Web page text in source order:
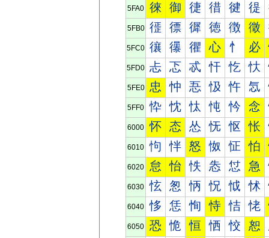
5FA0 徠 御 徢 徣 徤 徥
5FB0 徰 徱 徲 徳 徴 徵
5FC0 忀 忁 忂 心 忄 必
5FD0 忐 忑 忒 忓 忔 忕
5FE0 忠 忡 忢 忣 忤 忥
5FF0 忰 忱 忲 忳 忴 念
6000 怀 态 怂 怃 怄 怅
6010 怐 怑 怒 怓 怔 怕
6020 怠 怡 怢 怣 怤 急
6030 怰 怱 怲 怳 怴 怵
6040 恀 恁 恂 恃 恄 恅
6050 恐 恑 恒 恓 恔 恕